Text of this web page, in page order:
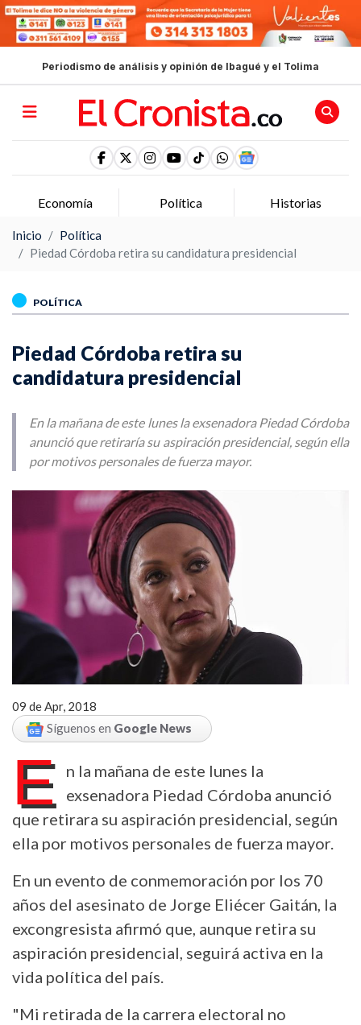
Periodismo de análisis y opinión de Ibagué y el Tolima
Economía Política Historias
Inicio
Política
Piedad Córdoba retira su candidatura presidencial
POLÍTICA
Piedad Córdoba retira su
candidatura presidencial
En la mañana de este lunes la exsenadora Piedad Córdoba
anunció que retiraría su aspiración presidencial, según ella
por motivos personales de fuerza mayor.
09 de Apr, 2018
Síguenos en Google News
E
n la mañana de este lunes la
exsenadora Piedad Córdoba anunció
que retirara su aspiración presidencial, según
ella por motivos personales de fuerza mayor.
En un evento de conmemoración por los 70
años del asesinato de Jorge Eliécer Gaitán, la
excongresista afirmó que, aunque retira su
aspiración presidencial, seguirá activa en la
vida política del país.
"Mi retirada de la carrera electoral no